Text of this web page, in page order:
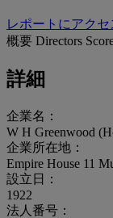
レポートにアクセ
概要 Directors
詳細
企業名：
W H Greenwood
企業所在地：
Empire House 11
設立日：
1922
法人番号：